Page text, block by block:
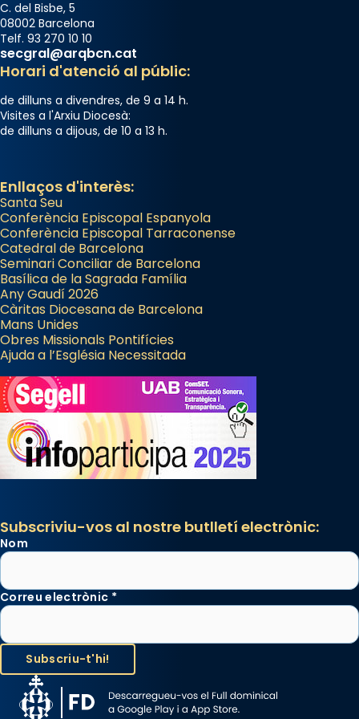
C. del Bisbe, 5
08002 Barcelona
Telf. 93 270 10 10
secgral@arqbcn.cat
Horari d'atenció al públic:
de dilluns a divendres, de 9 a 14 h.
Visites a l'Arxiu Diocesà:
de dilluns a dijous, de 10 a 13 h.
Enllaços d'interès:
Santa Seu
Conferència Episcopal Espanyola
Conferència Episcopal Tarraconense
Catedral de Barcelona
Seminari Conciliar de Barcelona
Basílica de la Sagrada Família
Any Gaudí 2026
Càritas Diocesana de Barcelona
Mans Unides
Obres Missionals Pontifícies
Ajuda a l’Església Necessitada
Subscriviu-vos al nostre butlletí electrònic:
Nom
Correu electrònic *